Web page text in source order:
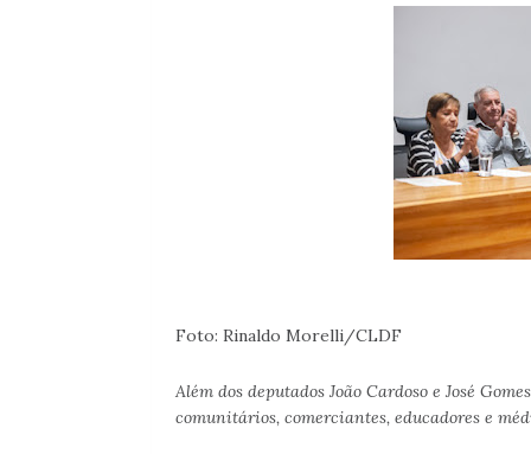
Foto: Rinaldo Morelli/CLDF
Além dos deputados João Cardoso e José
comunitários, comerciantes, educadores e